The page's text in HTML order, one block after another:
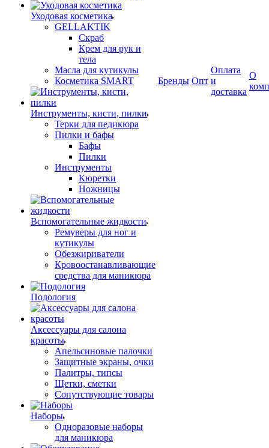
Уходовая косметика
GELLAKTIK
Скраб
Крем для рук и
тела
Масла для кутикулы
Косметика SMART
Инструменты, кисти, пилки
Терки для педикюра
Пилки и бафы
Бафы
Пилки
Инструменты
Кюретки
Ножницы
Вспомогательные жидкости
Ремуверы для ног и
кутикулы
Обезжириватели
Кровоостанавливающие
средства для маникюра
Подология
Аксессуары для салона
красоты
Апельсиновые палочки
Защитные экраны, очки
Палитры, типсы
Щетки, сметки
Сопутствующие товары
Наборы
Одноразовые наборы
для маникюра
Бренды Опт
Оплата
и
доставка
О